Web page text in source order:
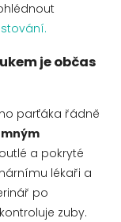
je občas
parťáka řádně
a pokryté
lékaři a
po
zuby.